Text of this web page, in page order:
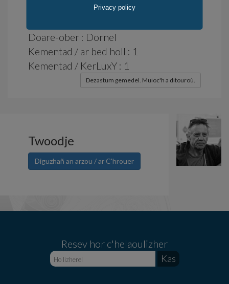
Distroadenn : 14 devezh
Doare-ober : Dornel
Kementad / ar bed holl : 1
Kementad / KerLuxY : 1
Dezastum gemedel. Muioc'h a ditouroù.
Twoodje
Diguzhañ an arzou / ar C'hrouer
Resev hor c'helaoulizher
Privacy policy